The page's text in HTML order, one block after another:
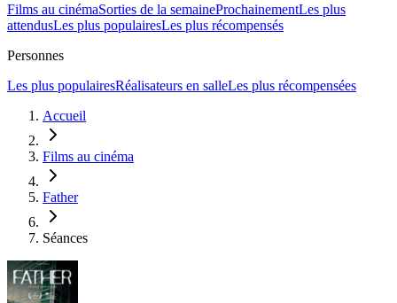
Films au cinémaSorties de la semaineProchainementLes plus
attendusLes plus populairesLes plus récompensés
Personnes
Les plus populairesRéalisateurs en salleLes plus récompensées
Accueil
Films au cinéma
Father
Séances